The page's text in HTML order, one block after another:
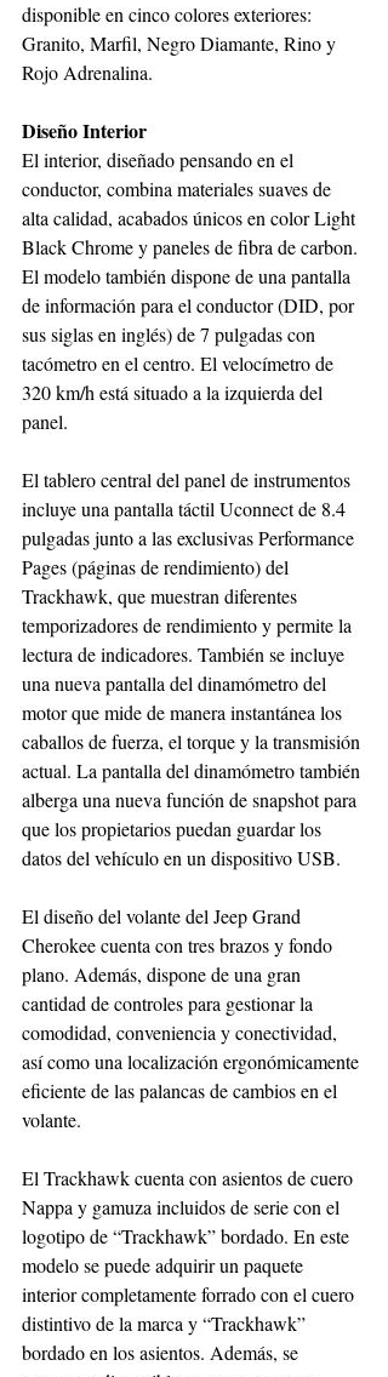
disponible en cinco colores exteriores:
Granito, Marfil, Negro Diamante, Rino y
Rojo Adrenalina.
Diseño Interior
El interior, diseñado pensando en el
conductor, combina materiales suaves de
alta calidad, acabados únicos en color Light
Black Chrome y paneles de fibra de carbon.
El modelo también dispone de una pantalla
de información para el conductor (DID, por
sus siglas en inglés) de 7 pulgadas con
tacómetro en el centro. El velocímetro de
320 km/h está situado a la izquierda del
panel.
El tablero central del panel de instrumentos
incluye una pantalla táctil Uconnect de 8.4
pulgadas junto a las exclusivas Performance
Pages (páginas de rendimiento) del
Trackhawk, que muestran diferentes
temporizadores de rendimiento y permite la
lectura de indicadores. También se incluye
una nueva pantalla del dinamómetro del
motor que mide de manera instantánea los
caballos de fuerza, el torque y la transmisión
actual. La pantalla del dinamómetro también
alberga una nueva función de snapshot para
que los propietarios puedan guardar los
datos del vehículo en un dispositivo USB.
El diseño del volante del Jeep Grand
Cherokee cuenta con tres brazos y fondo
plano. Además, dispone de una gran
cantidad de controles para gestionar la
comodidad, conveniencia y conectividad,
así como una localización ergonómicamente
eficiente de las palancas de cambios en el
volante.
El Trackhawk cuenta con asientos de cuero
Nappa y gamuza incluidos de serie con el
logotipo de “Trackhawk” bordado. En este
modelo se puede adquirir un paquete
interior completamente forrado con el cuero
distintivo de la marca y “Trackhawk”
bordado en los asientos. Además, se